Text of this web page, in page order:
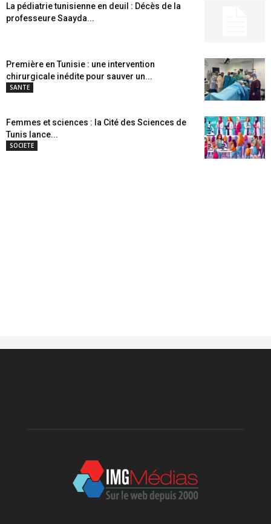
La pédiatrie tunisienne en deuil : Décès de la
professeure Saayda...
Première en Tunisie : une intervention
chirurgicale inédite pour sauver un...
SANTE
Femmes et sciences : la Cité des Sciences de
Tunis lance...
SOCIETE